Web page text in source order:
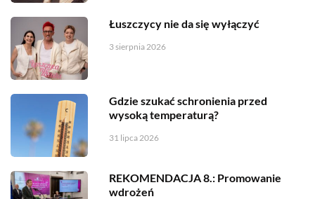
Łuszczycy nie da się wyłączyć
3 sierpnia 2026
Gdzie szukać schronienia przed
wysoką temperaturą?
31 lipca 2026
REKOMENDACJA 8.: Promowanie
wdrożeń